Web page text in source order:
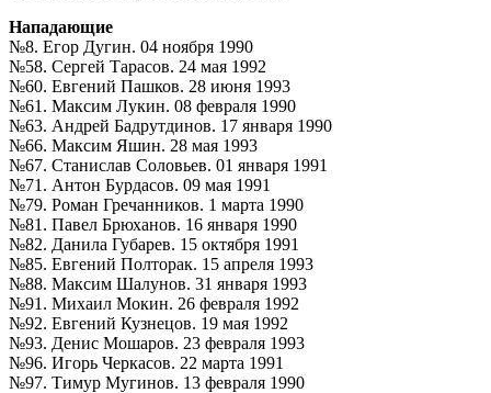
Нападающие
№8. Егор Дугин. 04 ноября 1990
№58. Сергей Тарасов. 24 мая 1992
№60. Евгений Пашков. 28 июня 1993
№61. Максим Лукин. 08 февраля 1990
№63. Андрей Бадрутдинов. 17 января 1990
№66. Максим Яшин. 28 мая 1993
№67. Станислав Соловьев. 01 января 1991
№71. Антон Бурдасов. 09 мая 1991
№79. Роман Гречанников. 1 марта 1990
№81. Павел Брюханов. 16 января 1990
№82. Данила Губарев. 15 октября 1991
№85. Евгений Полторак. 15 апреля 1993
№88. Максим Шалунов. 31 января 1993
№91. Михаил Мокин. 26 февраля 1992
№92. Евгений Кузнецов. 19 мая 1992
№93. Денис Мошаров. 23 февраля 1993
№96. Игорь Черкасов. 22 марта 1991
№97. Тимур Мугинов. 13 февраля 1990